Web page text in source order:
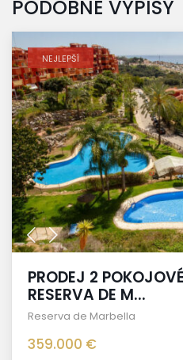
PODOBNÉ VÝPISY
NEJLEPŠÍ
PRODEJ 2
RESERVA DE M...
Reserva de Marbella
359.000 €